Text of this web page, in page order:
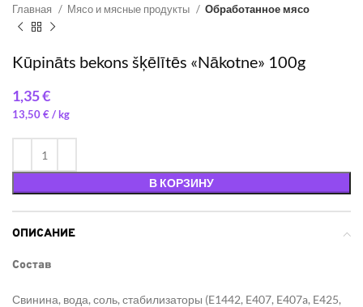
Главная Мясо и мясные продукты Обработанное мясо
Kūpināts bekons šķēlītēs «Nākotne» 100g
€
13,50€/
В КОРЗИНУ
ОПИСАНИЕ
Состав
Свинина, вода, соль, стабилизаторы (E1442, E407, E407a, E425,